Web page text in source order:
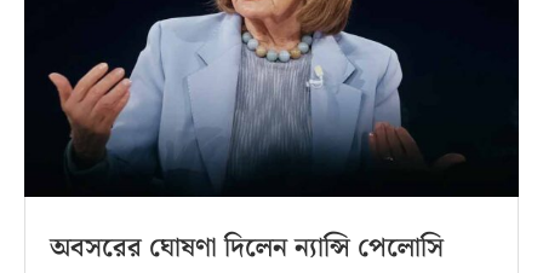
অবসরের ঘোষণা দিলেন ন্যান্সি পেলোসি